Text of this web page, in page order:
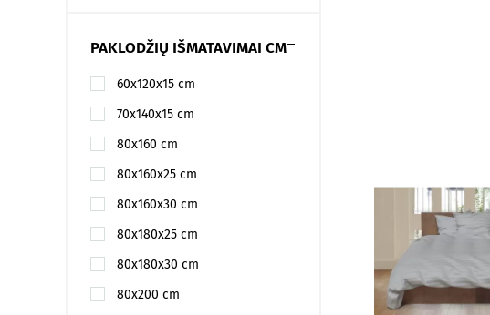
PAKLODŽIŲ IŠMATAVIMAI CM
60x120x15 cm
70x140x15 cm
80x160 cm
80x160x25 cm
80x160x30 cm
80x180x25 cm
80x180x30 cm
80x200 cm